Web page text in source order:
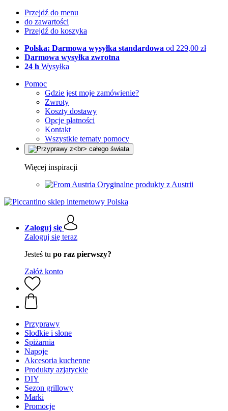
Przejdź do menu
do zawartości
Przejdź do koszyka
Polska: Darmowa wysyłka standardowa od 229,00 zł
Darmowa wysyłka zwrotna
24 h Wysyłka
Pomoc
Gdzie jest moje zamówienie?
Zwroty
Koszty dostawy
Opcje płatności
Kontakt
Wszystkie tematy pomocy
Więcej inspiracji
Oryginalne produkty z Austrii
Zaloguj się
Zaloguj się teraz
Jesteś tu po raz pierwszy?
Załóż konto
Przyprawy
Słodkie i słone
Spiżarnia
Napoje
Akcesoria kuchenne
Produkty azjatyckie
DIY
Sezon grillowy
Marki
Promocje